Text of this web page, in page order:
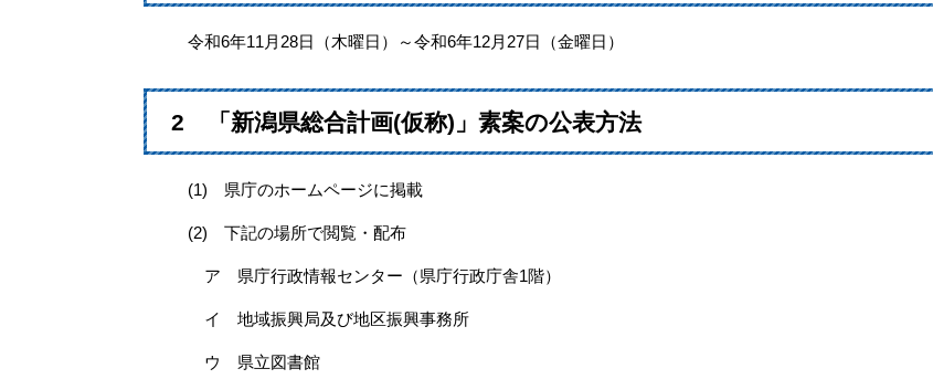
令和6年11月28日（木曜日）～令和6年12月27日（金曜日）
2 「新潟県総合計画(仮称)」素案の公表方法
(1) 県庁のホームページに掲載
(2) 下記の場所で閲覧・配布
ア 県庁行政情報センター（県庁行政庁舎1階）
イ 地域振興局及び地区振興事務所
ウ 県立図書館